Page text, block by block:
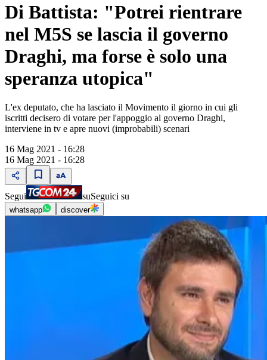
Di Battista: "Potrei rientrare
nel M5S se lascia il governo
Draghi, ma forse è solo una
speranza utopica"
L'ex deputato, che ha lasciato il Movimento il giorno in cui gli
iscritti decisero di votare per l'appoggio al governo Draghi,
interviene in tv e apre nuovi (improbabili) scenari
16 Mag 2021 - 16:28
16 Mag 2021 - 16:28
Segui suSeguici su
whatsapp discover